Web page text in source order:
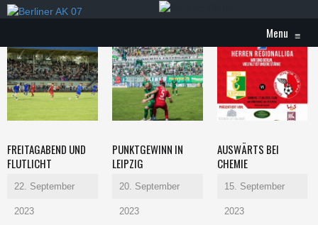
Menu ≡
FREITAGABEND UND
FLUTLICHT
22. September
2023
PUNKTGEWINN IN
LEIPZIG
20. September
2023
AUSWÄRTS BEI
CHEMIE
15. September
2023